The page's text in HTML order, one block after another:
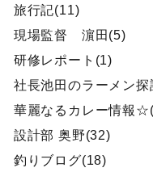
旅行記(11)
現場監督 濵田(5)
研修レポート(1)
社長池田のラーメン
華麗なるカレー情報
設計部 奥野(32)
釣りブログ(18)